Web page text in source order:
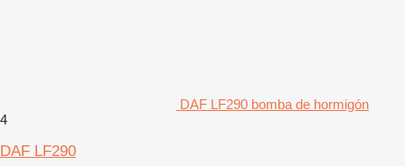
DAF LF290 bomba de hormigón
4
DAF LF290